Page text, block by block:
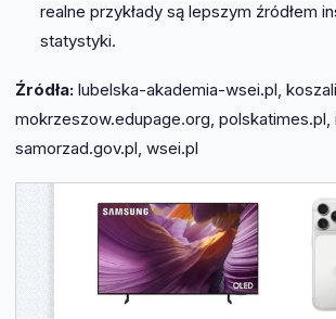
realne przykłady są lepszym źródłem
statystyki.
Źródła: lubelska-akademia-wsei.pl,
mokrzeszow.edupage.org, polskatimes.pl,
samorzad.gov.pl, wsei.pl